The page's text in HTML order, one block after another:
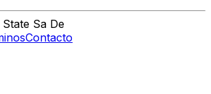
Sa De
Contacto